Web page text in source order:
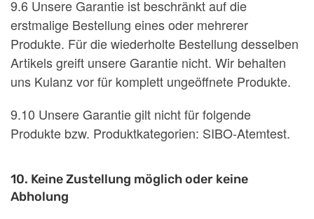
9.6 Unsere Garantie ist beschränkt auf die
erstmalige Bestellung eines oder mehrerer
Produkte. Für die wiederholte Bestellung desselben
Artikels greift unsere Garantie nicht. Wir behalten
uns Kulanz vor für komplett ungeöffnete Produkte.
9.10 Unsere Garantie gilt nicht für folgende
Produkte bzw. Produktkategorien: SIBO-Atemtest.
10. Keine Zustellung möglich oder keine
Abholung